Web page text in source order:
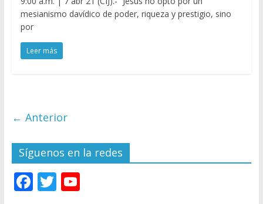
mesianismo davídico de poder, riqueza y prestigio, sino
por
Leer más
← Anterior
Síguenos en la redes
F T Y